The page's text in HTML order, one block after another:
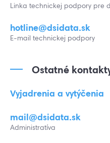
Linka technickej podpory pre
hotline@dsidata.sk
E-mail technickej podpory
Ostatné
Vyjadrenia a vytýčenia
mail@dsidata.sk
Administratíva